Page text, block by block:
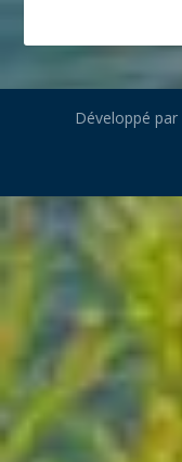
Développé par